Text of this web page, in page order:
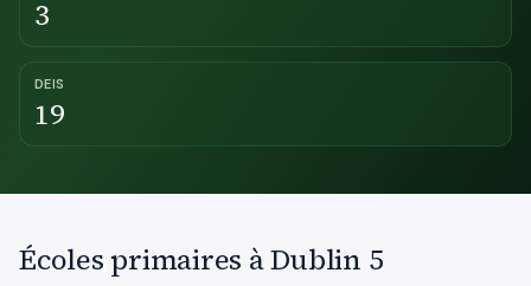
3
DEIS
19
Écoles primaires à Dublin 5